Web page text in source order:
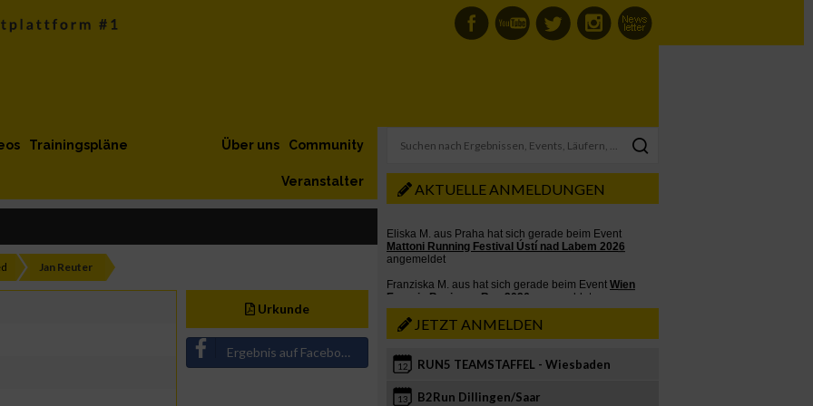
Trainingspläne Community
Über uns
Veranstalter
Jan Reuter
Urkunde
Ergebnis auf Facebook teilen
AKTUELLE ANMELDUNGEN
JETZT ANMELDEN
12 RUN5 TEAMSTAFFEL - Wiesbaden
13 B2Run Dillingen/Saar